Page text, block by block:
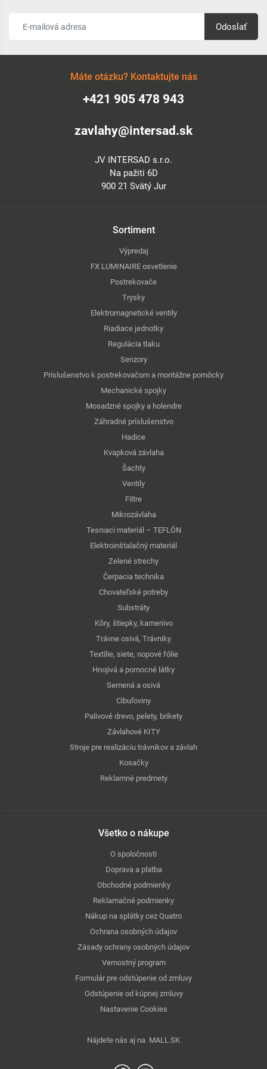
- Integrovaný spätný ventil (ADV): Zabraňuje samovoľnému
- Široký dosah: S dostrekom až 23,2 metra efektívne pokrýva
Odoslať
Máte otázku? Kontaktujte nás
+421 905 478 943
zavlahy@intersad.sk
JV INTERSAD s.r.o.
Na pažiti 6D
900 21 Svätý Jur
Sortiment
Výpredaj
FX LUMINAIRE osvetlenie
Postrekovače
Trysky
Elektromagnetické ventily
Riadiace jednotky
Regulácia tlaku
Senzory
Príslušenstvo k postrekovačom a montážne pomôcky
Mechanické spojky
Mosadzné spojky a holendre
Záhradné príslušenstvo
Hadice
Kvapková závlaha
Šachty
Ventily
Filtre
Mikrozávlaha
Tesniaci materiál – TEFLÓN
Elektroinštalačný materiál
Zelené strechy
Čerpacia technika
Chovateľské potreby
Substráty
Kôry, štiepky, kamenivo
Trávne osivá, Trávniky
Textílie, siete, nopové fólie
Hnojivá a pomocné látky
Semená a osivá
Cibuľoviny
Palivové drevo, pelety, brikety
Závlahové KITY
Stroje pre realizáciu trávnikov a závlah
Kosačky
Reklamné predmety
Všetko o nákupe
O spoločnosti
Doprava a platba
Obchodné podmienky
Reklamačné podmienky
Nákup na splátky cez Quatro
Ochrana osobných údajov
Zásady ochrany osobných údajov
Vernostný program
Formulár pre odstúpenie od zmluvy
Odstúpenie od kúpnej zmluvy
Nastavenie Cookies
Nájdete nás aj na MALL.SK